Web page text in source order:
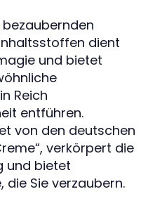
dient
und bietet
Reich
entführen.
von den deutschen
verkörpert die
und bietet
Sie verzaubern.